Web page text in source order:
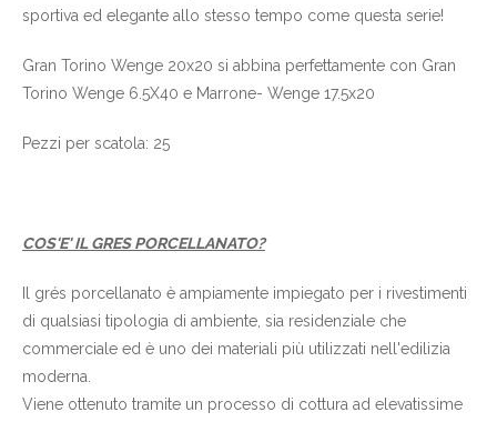
sportiva ed elegante allo stesso tempo come questa serie!
Gran Torino Wenge 20x20 si abbina perfettamente con Gran
Torino Wenge 6.5X40 e Marrone- Wenge 17.5x20
Pezzi per scatola: 25
COS'E' IL GRES PORCELLANATO?
Il grés porcellanato è ampiamente impiegato per i rivestimenti
di qualsiasi tipologia di ambiente, sia residenziale che
commerciale ed è uno dei materiali più utilizzati nell'edilizia
moderna.
Viene ottenuto tramite un processo di cottura ad elevatissime